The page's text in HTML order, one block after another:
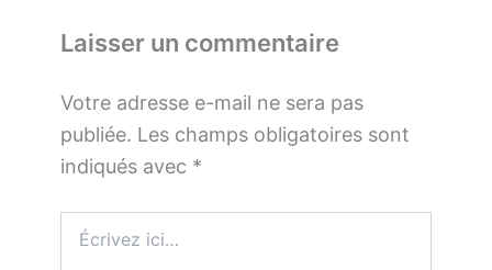
Laisser un commentaire
Votre adresse e-mail ne sera pas
publiée. Les champs obligatoires sont
indiqués avec *
ici…